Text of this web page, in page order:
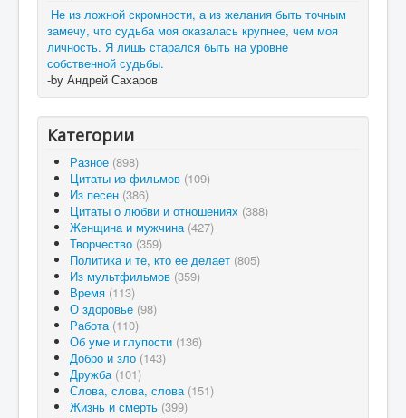
Не из ложной скромности, а из желания быть точным
замечу, что судьба моя оказалась крупнее, чем моя
личность. Я лишь старался быть на уровне
собственной судьбы.
-by Андрей Сахаров
Категории
Разное (898)
Цитаты из фильмов (109)
Из песен (386)
Цитаты о любви и отношениях (388)
Женщина и мужчина (427)
Творчество (359)
Политика и те, кто ее делает (805)
Из мультфильмов (359)
Время (113)
О здоровье (98)
Работа (110)
Об уме и глупости (136)
Добро и зло (143)
Дружба (101)
Слова, слова, слова (151)
Жизнь и смерть (399)